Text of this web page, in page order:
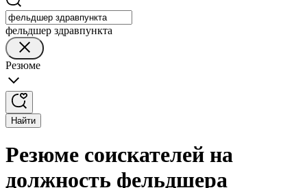
фельдшер здравпункта
Резюме
Найти
Резюме соискателей на
должность фельдшера